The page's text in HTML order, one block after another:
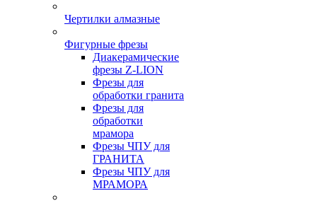
Чертилки алмазные
Фигурные фрезы
Диакерамические
фрезы Z-LION
Фрезы для
обработки гранита
Фрезы для
обработки
мрамора
Фрезы ЧПУ для
ГРАНИТА
Фрезы ЧПУ для
МРАМОРА